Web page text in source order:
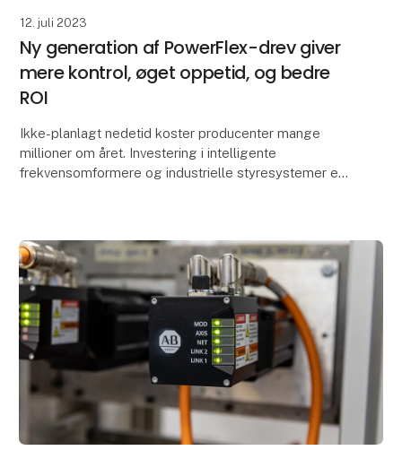
12. juli 2023
Ny generation af PowerFlex-drev giver
mere kontrol, øget oppetid, og bedre
ROI
Ikke-planlagt nedetid koster producenter mange
millioner om året. Investering i intelligente
frekvensomformere og industrielle styresystemer er